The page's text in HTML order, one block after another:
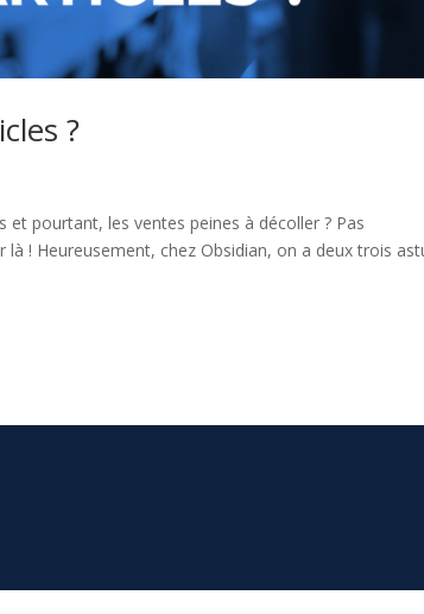
?
pourtant, les ventes peines à décoller ? Pas
! Heureusement, chez Obsidian, on a deux trois